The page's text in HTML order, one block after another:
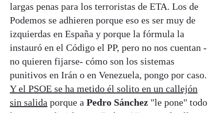
largas penas para los terroristas de ETA. Los de
Podemos se adhieren porque eso es ser muy de
izquierdas en España y porque la fórmula la
instauró en el Código el PP, pero no nos cuentan -
no quieren fijarse- cómo son los sistemas
punitivos en Irán o en Venezuela, pongo por caso.
Y el PSOE se ha metido él solito en un callejón
sin salida porque a Pedro Sánchez "le pone" todo